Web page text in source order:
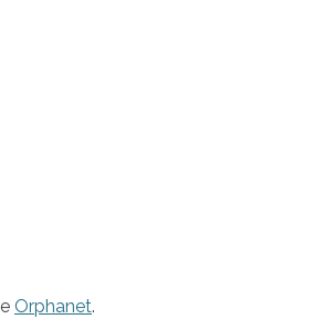
Orphanet.